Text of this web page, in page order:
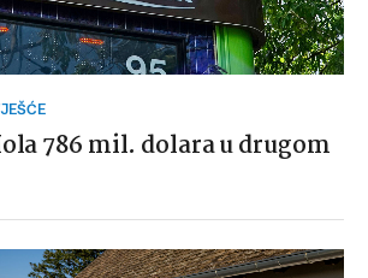
786 mil. dolara u drugom